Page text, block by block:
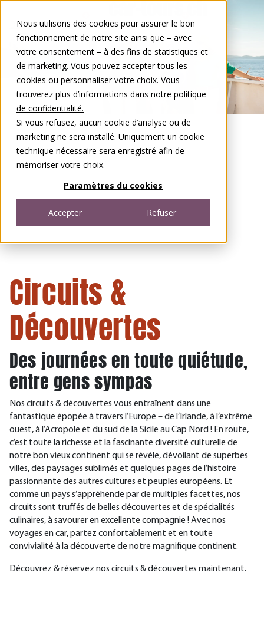
Nous utilisons des cookies pour assurer le bon
fonctionnement de notre site ainsi que – avec
votre consentement – à des fins de statistiques et
de marketing. Vous pouvez accepter tous les
cookies ou personnaliser votre choix. Vous
trouverez plus d’informations dans notre politique
de confidentialité.
Si vous refusez, aucun cookie d’analyse ou de
marketing ne sera installé. Uniquement un cookie
technique nécessaire sera enregistré afin de
mémoriser votre choix.
Paramètres du cookies
Accepter Refuser
DEFR
Open menu
Circuits &
Découvertes
Des journées en toute quiétude,
entre gens sympas
Nos circuits & découvertes vous entraînent dans une
fantastique épopée à travers l’Europe – de l’Irlande, à l’extrême
ouest, à l’Acropole et du sud de la Sicile au Cap Nord ! En route,
c’est toute la richesse et la fascinante diversité culturelle de
notre bon vieux continent qui se révèle, dévoilant de superbes
villes, des paysages sublimés et quelques pages de l’histoire
passionnante des autres cultures et peuples européens. Et
comme un pays s’appréhende par de multiples facettes, nos
circuits sont truffés de belles découvertes et de spécialités
culinaires, à savourer en excellente compagnie ! Avec nos
voyages en car, partez confortablement et en toute
convivialité à la découverte de notre magnifique continent.
Découvrez & réservez nos circuits & découvertes maintenant.